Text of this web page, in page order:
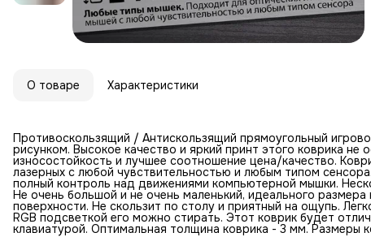
О товаре Характеристики
Противоскользящий / Антискользящий прямоугольный
рисунком. Высокое качество и яркий принт этого коврика
износостойкость и лучшее соотношение цена/качество.
лазерных с любой чувствительностью и любым типом
полный контроль над движениями компьютерной мышки.
Не очень большой и не очень маленький, идеального
поверхности. Не скользит по столу и приятный на ощупь.
RGB подсветкой его можно стирать. Этот коврик будет
клавиатурой. Оптимальная толщина коврика - 3 мм. Размеры